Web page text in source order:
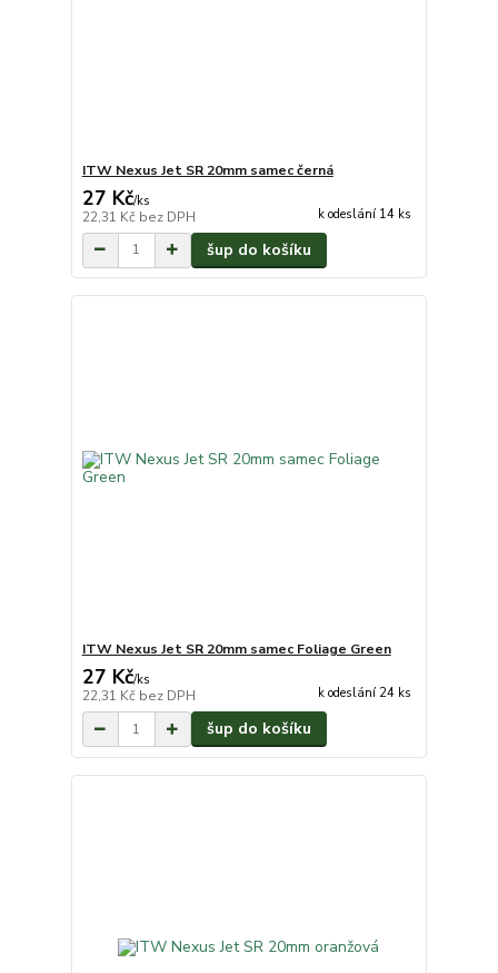
ITW Nexus Jet SR 20mm samec černá
27 Kč/ks
22,31 Kč bez DPH k odeslání 14 ks
šup do košíku
ITW Nexus Jet SR 20mm samec Foliage Green
27 Kč/ks
22,31 Kč bez DPH k odeslání 24 ks
šup do košíku